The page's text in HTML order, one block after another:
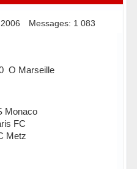
Messages: 1 083
O Marseille
FC